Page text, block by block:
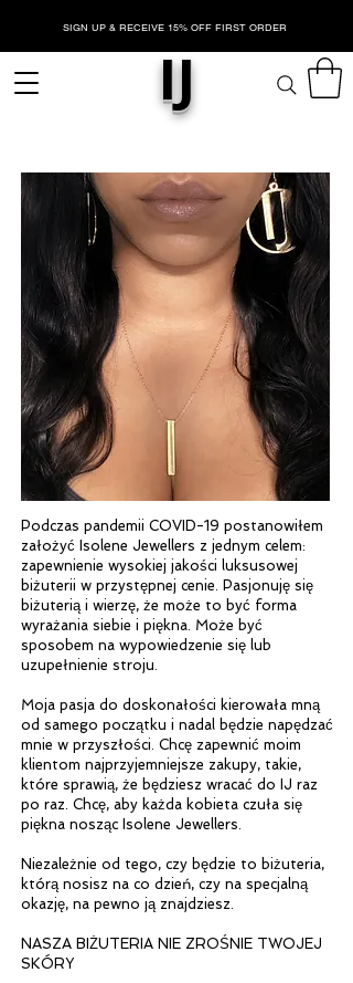
SIGN UP & RECEIVE 15% OFF FIRST ORDER
IJ
Podczas pandemii COVID-19 postanowiłem
założyć Isolene Jewellers z jednym celem:
zapewnienie wysokiej jakości luksusowej
biżuterii w przystępnej cenie. Pasjonuję się
biżuterią i wierzę, że może to być forma
wyrażania siebie i piękna. Może być
sposobem na wypowiedzenie się lub
uzupełnienie stroju.
Moja pasja do doskonałości kierowała mną
od samego początku i nadal będzie napędzać
mnie w przyszłości.​ Chcę zapewnić moim
klientom najprzyjemniejsze zakupy, takie,
które sprawią, że będziesz wracać do IJ raz
po raz. Chcę, aby każda kobieta czuła się
piękna nosząc Isolene Jewellers.
Niezależnie od tego, czy będzie to biżuteria,
którą nosisz na co dzień, czy na specjalną
okazję, na pewno ją znajdziesz.
NASZA BIŻUTERIA NIE ZROŚNIE TWOJEJ
SKÓRY